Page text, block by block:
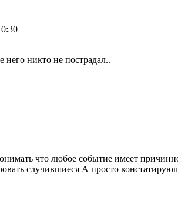
него никто не пострадал..
что любое событие имеет
случившиеся А просто